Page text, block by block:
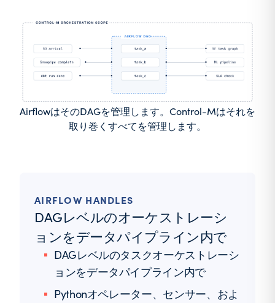
AirflowはそのDAGを管理します。Control-Mはそれを
取り巻くすべてを管理します。
AIRFLOW HANDLES
DAGレベルのオーケストレーシ
ョンをデータパイプライン内で
DAGレベルのタスクオーケストレーシ
ョンをデータパイプライン内で
Pythonオペレーター、センサー、およ